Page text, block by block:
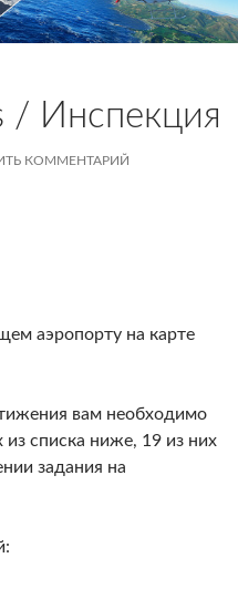
/ Инспекция
КОММЕНТАРИЙ
аэропорту на карте
вам необходимо
из списка ниже, 19 из них
задания на